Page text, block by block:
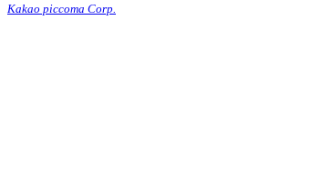
Kakao piccoma Corp.